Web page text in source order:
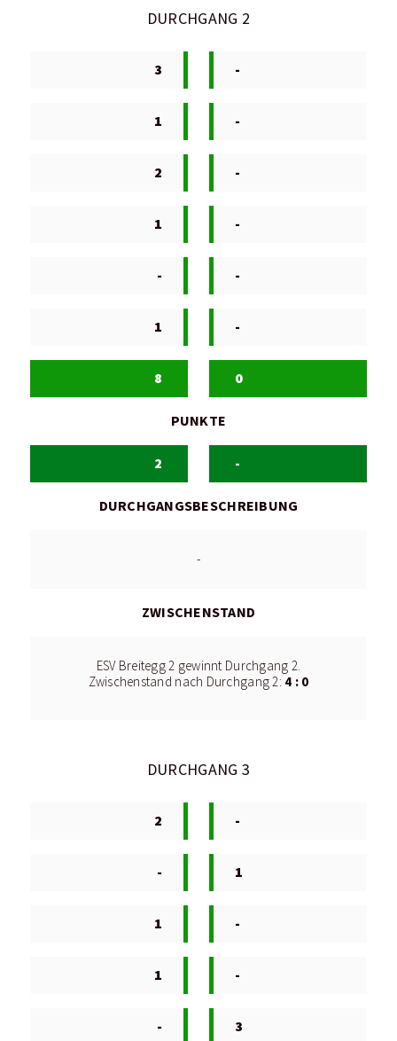
DURCHGANG 2
3 -
1 -
2 -
1 -
- -
1 -
8 0
PUNKTE
2 -
DURCHGANGSBESCHREIBUNG
-
ZWISCHENSTAND
ESV Breitegg 2 gewinnt Durchgang 2.
Zwischenstand nach Durchgang 2: 4 : 0
DURCHGANG 3
2 -
- 1
1 -
1 -
- 3